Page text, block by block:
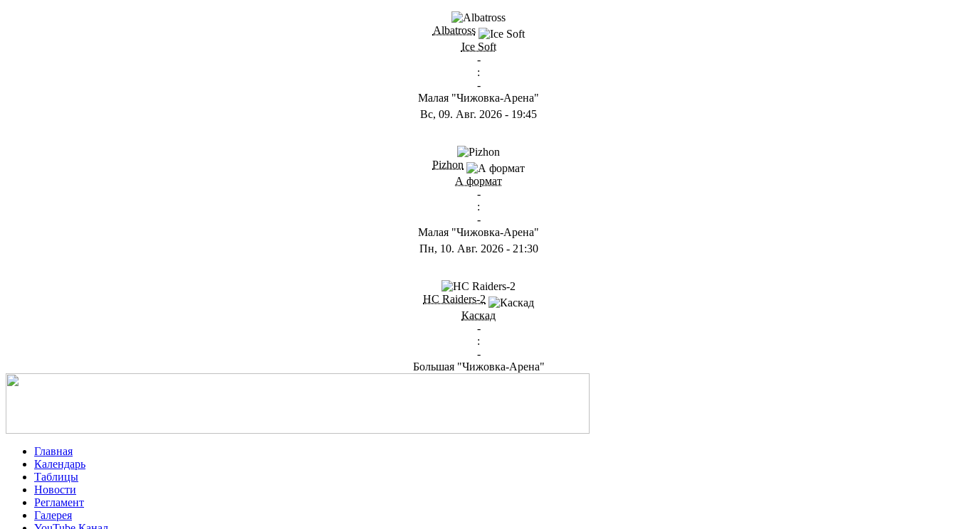
Albatross
Ice Soft
-
:
-
Малая "Чижовка-Арена"
Вс, 09. Авг. 2026 - 19:45
Pizhon
А формат
-
:
-
Малая "Чижовка-Арена"
Пн, 10. Авг. 2026- 21:30
HC Raiders-2
Каскад
-
:
-
Большая "Чижовка-Арена"
Главная
Календарь
Таблицы
Новости
Регламент
Галерея